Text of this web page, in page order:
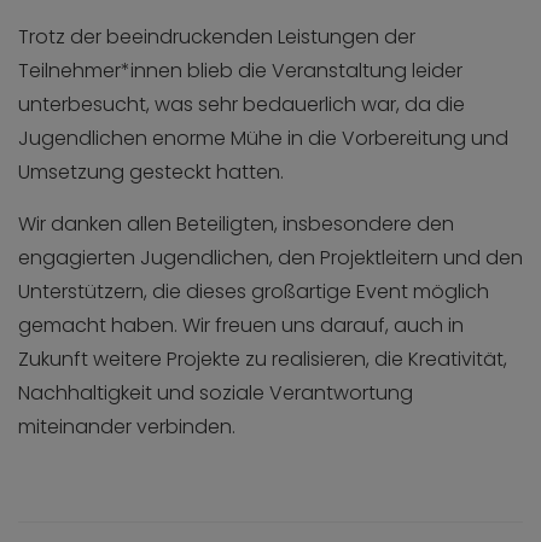
Trotz der beeindruckenden Leistungen der
Teilnehmer*innen blieb die Veranstaltung leider
unterbesucht, was sehr bedauerlich war, da die
Jugendlichen enorme Mühe in die Vorbereitung und
Umsetzung gesteckt hatten.
Wir danken allen Beteiligten, insbesondere den
engagierten Jugendlichen, den Projektleitern und den
Unterstützern, die dieses großartige Event möglich
gemacht haben. Wir freuen uns darauf, auch in
Zukunft weitere Projekte zu realisieren, die Kreativität,
Nachhaltigkeit und soziale Verantwortung
miteinander verbinden.